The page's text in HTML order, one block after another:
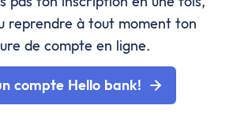
reprendre à tout moment ton
de compte en ligne.
compte Hello bank!